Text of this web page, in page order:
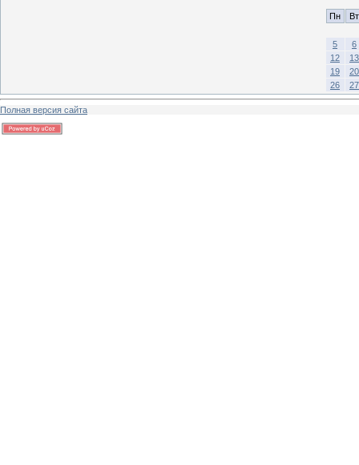
Пн Вт
5
6
12
13
19
20
26
27
Полная версия сайта